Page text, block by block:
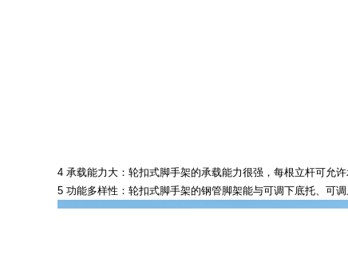
4 承载能力大：轮扣式脚手架的承载能力很强，每根立杆可允许
5 功能多样性：轮扣式脚手架的钢管脚架能与可调下底托、可